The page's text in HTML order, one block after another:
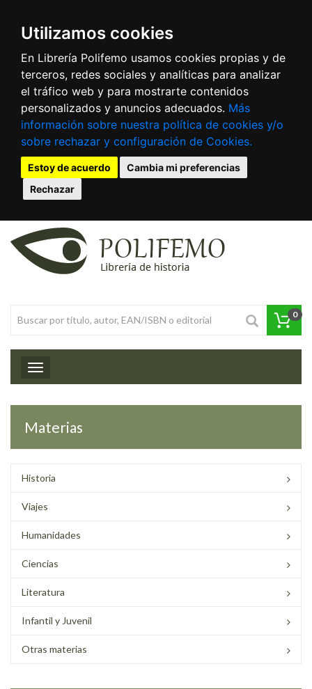
Utilizamos cookies
En Librería Polifemo usamos cookies propias y de
terceros, redes sociales y analíticas para analizar
el tráfico web y para mostrarte contenidos
personalizados y anuncios adecuados. Más
información sobre nuestra política de cookies y/o
sobre rechazar y configuración de Cookies.
Estoy de acuerdo
Cambia mi preferencias
Rechazar
0
Toggle navigation
Materias
Historia
Viajes
Humanidades
Ciencias
Literatura
Infantil y Juvenil
Otras materias